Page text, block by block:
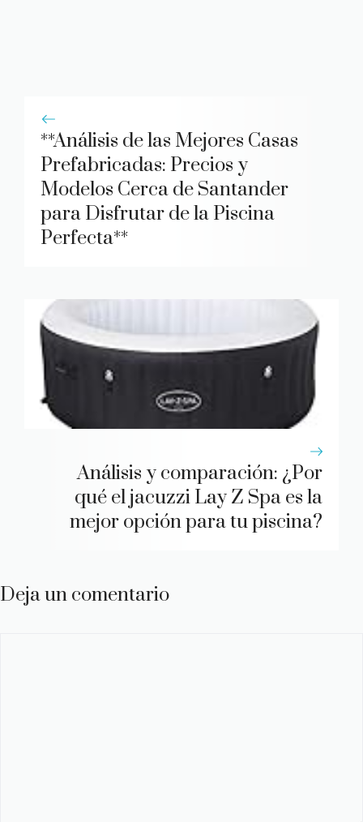
**Análisis de las Mejores Casas
Prefabricadas: Precios y
Modelos Cerca de Santander
para Disfrutar de la Piscina
Perfecta**
Análisis y comparación: ¿Por
qué el jacuzzi Lay Z Spa es la
mejor opción para tu piscina?
Deja un comentario